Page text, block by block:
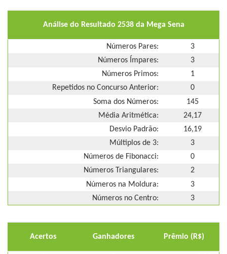
Análise do Resultado 2538 da Mega Sena
Números Pares:
3
Números Ímpares:
3
Números Primos:
1
Repetidos no Concurso Anterior:
0
Soma dos Números:
145
Média Aritmética:
24,17
Desvio Padrão:
16,19
Múltiplos de 3:
3
Números de Fibonacci:
0
Números Triangulares:
2
Números na Moldura:
3
Números no Centro:
3
Acertos Ganhadores Prêmio (R$)